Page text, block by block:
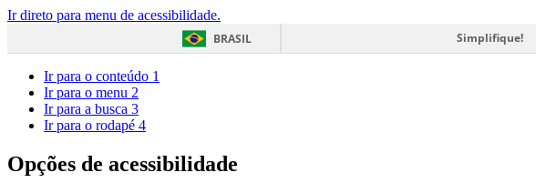
Ir direto para menu de acessibilidade.
BRASIL
Simplifique!
Ir para o conteúdo 1
Ir para o menu 2
Ir para a busca 3
Ir para o rodapé 4
Opções de acessibilidade